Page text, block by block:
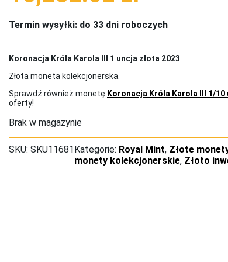
Termin wysyłki: do 33 dni roboczych
Koronacja Króla Karola III 1 uncja złota 2023
Złota moneta kolekcjonerska.
Sprawdź również monetę Koronacja Króla Karola III 1/10
oferty!
Brak w magazynie
SKU: SKU11681Kategorie: Royal Mint, Złote
monety kolekcjonerskie, Złoto